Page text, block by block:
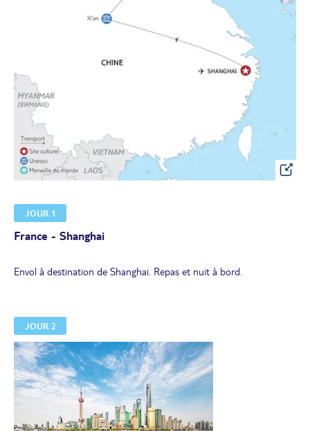
JOUR 1
France - Shanghai
Envol à destination de Shanghai. Repas et nuit à bord.
JOUR 2